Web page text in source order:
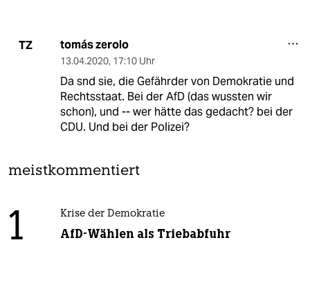
TZ tomás zerolo
13.04.2020, 17:10 Uhr
Da snd sie, die Gefährder von Demokratie und
Rechtsstaat. Bei der AfD (das wussten wir
schon), und -- wer hätte das gedacht? bei der
CDU. Und bei der Polizei?
meistkommentiert
1 Krise der Demokratie
AfD-Wählen als Triebabfuhr